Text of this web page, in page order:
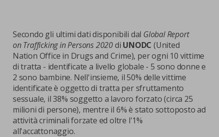
Secondo gli ultimi dati disponibili dal Global Report
on Trafficking in Persons2020di UNODC(United
Nation Office in Drugs and Crime), per ogni 10 vittime
di tratta - identificate a livello globale - 5 sono donne e
2 sono bambine. Nell'insieme, il 50% delle vittime
identificate è oggetto di tratta per sfruttamento
sessuale, il 38% soggetto a lavoro forzato (circa 25
milioni di persone), mentre il 6% è stato sottoposto ad
attività criminali forzate ed oltre l'1%
all'accattonaggio.